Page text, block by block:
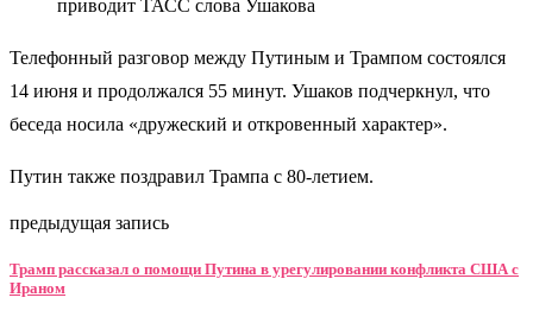
приводит ТАСС слова Ушакова
Телефонный разговор между Путиным и Трампом состоялся
14 июня и продолжался 55 минут. Ушаков подчеркнул, что
беседа носила «дружеский и откровенный характер».
Путин также поздравил Трампа с 80-летием.
предыдущая запись
Трамп рассказал о помощи Путина в урегулировании конфликта США с
Ираном